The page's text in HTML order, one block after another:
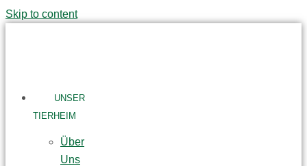
Skip to content
UNSER
TIERHEIM
Über
Uns